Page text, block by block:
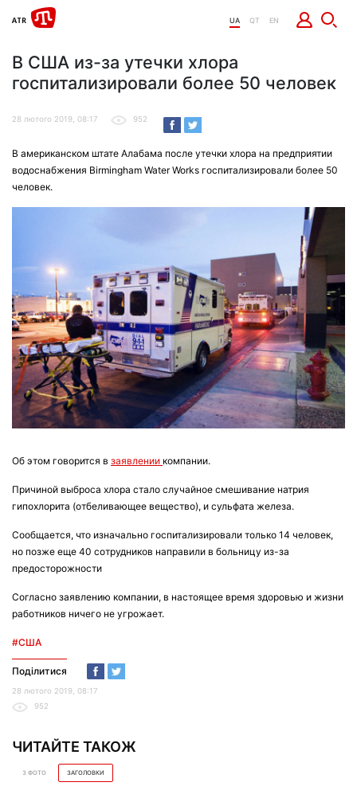
UA QT EN
В США из-за утечки хлора
госпитализировали более 50 человек
28 лютого 2019, 08:17 952
В американском штате Алабама после утечки хлора на предприятии
водоснабжения Birmingham Water Works госпитализировали более 50
человек.
Об этом говорится в заявлении компании.
Причиной выброса хлора стало случайное смешивание натрия
гипохлорита (отбеливающее вещество), и сульфата железа.
Сообщается, что изначально госпитализировали только 14 человек,
но позже еще 40 сотрудников направили в больницу из-за
предосторожности
Согласно заявлению компании, в настоящее время здоровью и жизни
работников ничего не угрожает.
#США
Поділитися
28 лютого 2019, 08:17
952
ЧИТАЙТЕ ТАКОЖ
З ФОТО ЗАГОЛОВКИ